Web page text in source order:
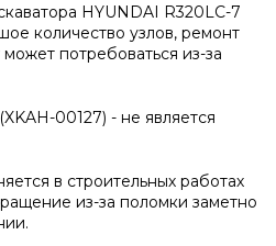
HYUNDAI R320LC-7
количество узлов, ремонт
потребоваться из-за
00127) - не является
в строительных работах
из-за поломки заметно